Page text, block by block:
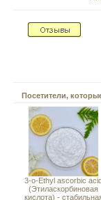
Посетители,
3-o-Ethyl ascorbic
(Этиласкорбиновая
кислота) -